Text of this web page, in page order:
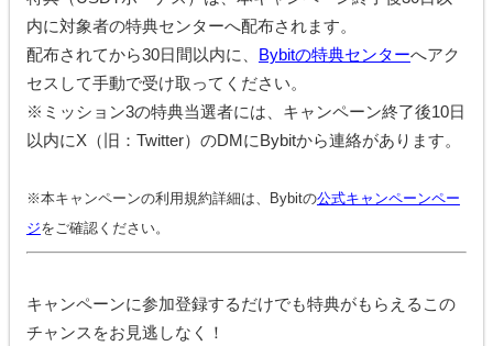
内に対象者の特典センターへ配布されます。
配布されてから30日間以内に、 Bybitの特典センターへアク
セスして手動で受け取ってください。
※ミッション3の特典当選者には、キャンペーン終了後10日
以内にX（旧：Twitter）のDMにBybitから連絡があります。
※本キャンペーンの利用規約詳細は、Bybitの公式キャンペーンペー
ジをご確認ください。
キャンペーンに参加登録するだけでも特典がもらえるこの
チャンスをお見逃しなく！